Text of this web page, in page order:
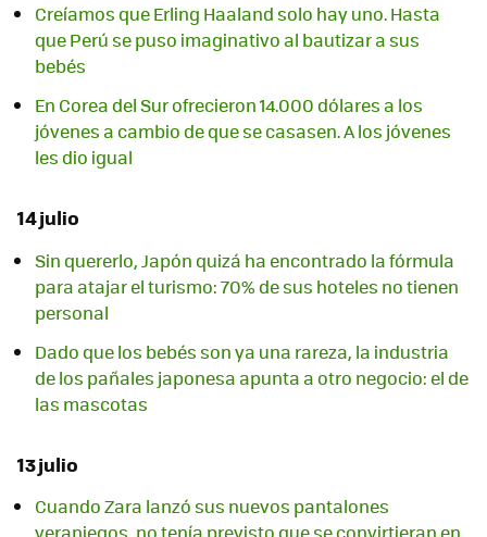
Creíamos que Erling Haaland solo hay uno. Hasta
que Perú se puso imaginativo al bautizar a sus
bebés
En Corea del Sur ofrecieron 14.000 dólares a los
jóvenes a cambio de que se casasen. A los jóvenes
les dio igual
14 julio
Sin quererlo, Japón quizá ha encontrado la fórmula
para atajar el turismo: 70% de sus hoteles no tienen
personal
Dado que los bebés son ya una rareza, la industria
de los pañales japonesa apunta a otro negocio: el de
las mascotas
13 julio
Cuando Zara lanzó sus nuevos pantalones
veraniegos, no tenía previsto que se convirtieran en